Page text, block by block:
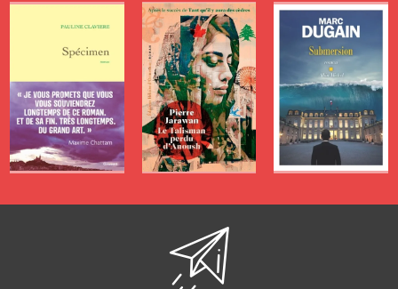
Pauline Claviere
PERDU
D'ANOUSH
de
Pierre Jarawan
de
Marc Dugain